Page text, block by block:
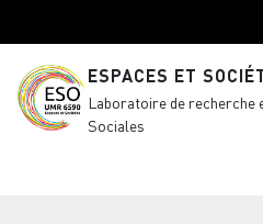
ESPACES ET
Laboratoire de recherche
Sociales